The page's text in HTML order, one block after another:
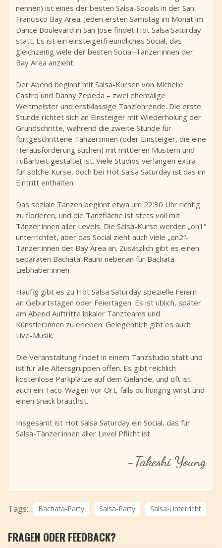
nennen) ist eines der besten Salsa-Socials in der San
Francisco Bay Area. Jeden ersten Samstag im Monat im
Dance Boulevard in San Jose findet Hot Salsa Saturday
statt. Es ist ein einsteigerfreundliches Social, das
gleichzeitig viele der besten Social-Tänzer:innen der
Bay Area anzieht.
Der Abend beginnt mit Salsa-Kursen von Michelle
Castro und Danny Zepeda – zwei ehemalige
Weltmeister und erstklassige Tanzlehrende. Die erste
Stunde richtet sich an Einsteiger mit Wiederholung der
Grundschritte, während die zweite Stunde für
fortgeschrittene Tänzer:innen (oder Einsteiger, die eine
Herausforderung suchen) mit mittleren Mustern und
Fußarbeit gestaltet ist. Viele Studios verlangen extra
für solche Kurse, doch bei Hot Salsa Saturday ist das im
Eintritt enthalten.
Das soziale Tanzen beginnt etwa um 22:30 Uhr richtig
zu florieren, und die Tanzfläche ist stets voll mit
Tänzer:innen aller Levels. Die Salsa-Kurse werden „on1“
unterrichtet, aber das Social zieht auch viele „on2“-
Tänzer:innen der Bay Area an. Zusätzlich gibt es einen
separaten Bachata-Raum nebenan für Bachata-
Liebhaber:innen.
Häufig gibt es zu Hot Salsa Saturday spezielle Feiern
an Geburtstagen oder Feiertagen. Es ist üblich, später
am Abend Auftritte lokaler Tanzteams und
Künstler:innen zu erleben. Gelegentlich gibt es auch
Live-Musik.
Die Veranstaltung findet in einem Tanzstudio statt und
ist für alle Altersgruppen offen. Es gibt reichlich
kostenlose Parkplätze auf dem Gelände, und oft ist
auch ein Taco-Wagen vor Ort, falls du hungrig wirst und
einen Snack brauchst.
Insgesamt ist Hot Salsa Saturday ein Social, das für
Salsa-Tänzer:innen aller Level Pflicht ist.
-Takeshi Young
Tags: Bachata-Party Salsa-Party Salsa-Unterricht
FRAGEN ODER FEEDBACK?